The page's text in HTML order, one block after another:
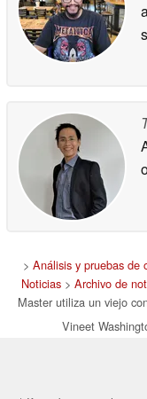
> Análisis y pruebas de
Noticias> Archivo de
Master utiliza un viejo
Vineet